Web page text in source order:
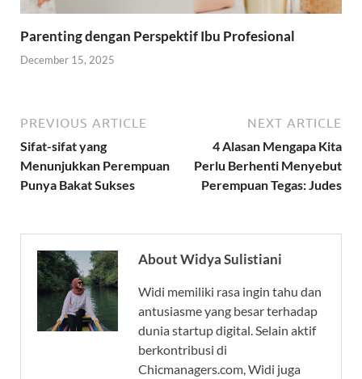
Parenting dengan Perspektif Ibu Profesional
December 15, 2025
PREVIOUS ARTICLE
Sifat-sifat yang
Menunjukkan Perempuan
Punya Bakat Sukses
NEXT ARTICLE
4 Alasan Mengapa Kita
Perlu Berhenti Menyebut
Perempuan Tegas: Judes
About Widya Sulistiani
Widi memiliki rasa ingin tahu dan
antusiasme yang besar terhadap
dunia startup digital. Selain aktif
berkontribusi di
Chicmanagers.com, Widi juga